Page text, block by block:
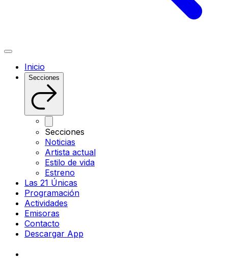
Inicio
Secciones
Secciones
Noticias
Artista actual
Estilo de vida
Estreno
Las 21 Únicas
Programación
Actividades
Emisoras
Contacto
Descargar App